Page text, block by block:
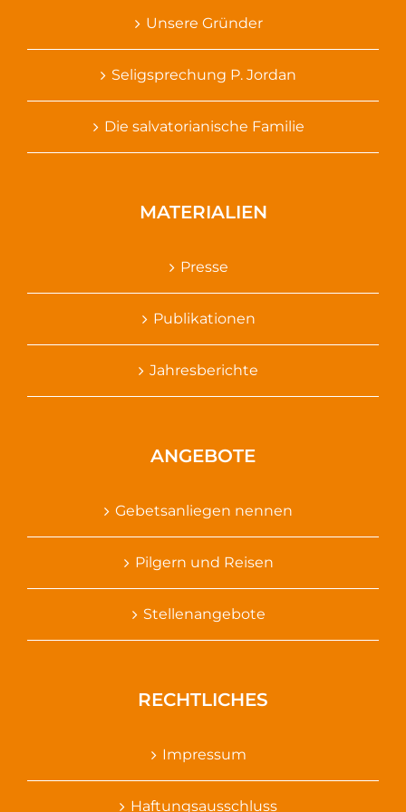
Unsere Gründer
Seligsprechung P. Jordan
Die salvatorianische Familie
MATERIALIEN
Presse
Publikationen
Jahresberichte
ANGEBOTE
Gebetsanliegen nennen
Pilgern und Reisen
Stellenangebote
RECHTLICHES
Impressum
Haftungsausschluss